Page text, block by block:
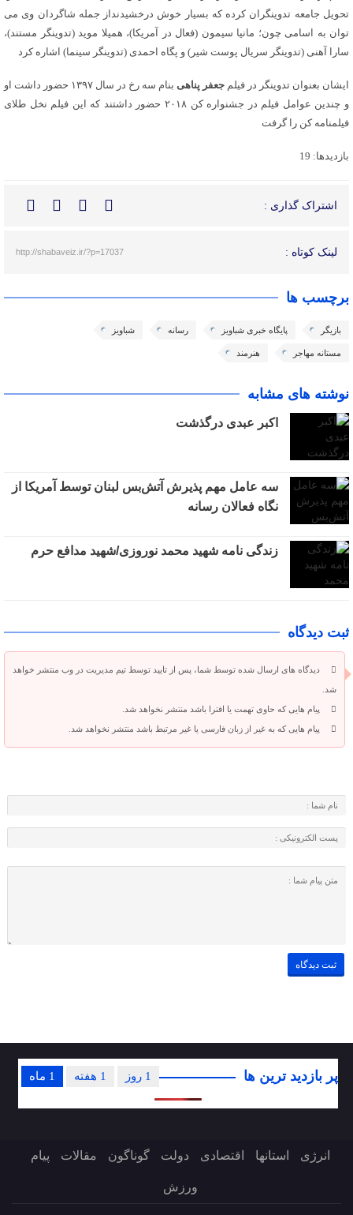
تحویل جامعه تدوینگران کرده که بسیار خوش درخشیدنداز جمله شاگردان وی می
توان به اسامی چون؛ مانیا سیمون (فعال در آمریکا)، همیلا موید (تدوینگر مستند)،
سارا آهنی (تدوینگر سریال پوست شیر) و پگاه احمدی (تدوینگر سینما) اشاره کرد
ایشان بعنوان تدوینگر در فیلم جعفر پناهی
بنام سه رخ در سال ۱۳۹۷ حضور داشت او
و چندین عوامل فیلم در جشنواره کن ۲۰۱۸ حضور داشتند که این فیلم نخل طلای
فیلمنامه کن را گرفت
بازدیدها: 19
اشتراک گذاری :
لینک کوتاه : http://shabaveiz.ir/?p=17037
برچسب ها
بازیگر پایگاه خبری شباویز رسانه شباویز
مستانه مهاجر هنرمند
نوشته های مشابه
اکبر عبدی درگذشت
سه عامل مهم پذیرش آتش‌بس لبنان توسط آمریکا از
نگاه فعالان رسانه
زندگی نامه شهید محمد نوروزی/شهید مدافع حرم
ثبت دیدگاه
دیدگاه های ارسال شده توسط شما، پس از تایید توسط تیم مدیریت در وب منتشر خواهد
شد.
پیام هایی که حاوی تهمت یا افترا باشد منتشر نخواهد شد.
پیام هایی که به غیر از زبان فارسی یا غیر مرتبط باشد منتشر نخواهد شد.
پر بازدید ترین ها 1 ماه 1 هفته 1 روز
انرژی استانها اقتصادی دولت گوناگون مقالات پیام
ورزش